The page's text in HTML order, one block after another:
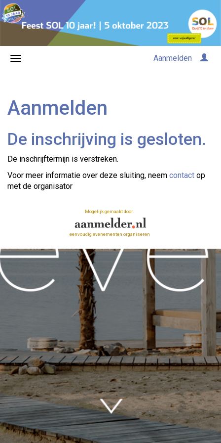
Aanmelden
Aanmelden
De inschrijving is gesloten.
De inschrijftermijn is verstreken.
Voor meer informatie over deze sluiting, neem contact op
met de organisator
Mogelijk gemaakt door
eenvoudig evenementen organiseren